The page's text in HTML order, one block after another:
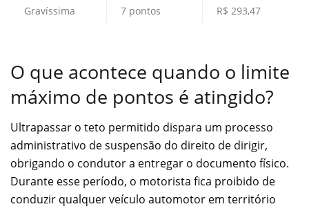
Gravíssima
7 pontos R$ 293,47
O que acontece quando o limite
máximo de pontos é atingido?
Ultrapassar o teto permitido dispara um processo
administrativo de suspensão do direito de dirigir,
obrigando o condutor a entregar o documento físico.
Durante esse período, o motorista fica proibido de
conduzir qualquer veículo automotor em território